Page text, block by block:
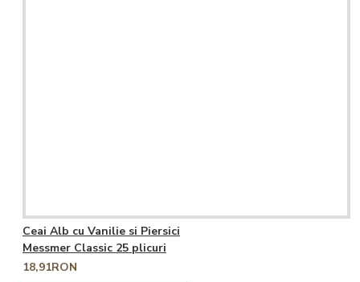
Ceai Alb cu Vanilie si Piersici
Messmer Classic 25 plicuri
18,91RON